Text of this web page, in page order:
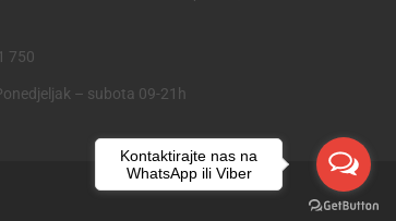
750
– subota 09-21h
Kontaktirajte nas na
WhatsApp ili Viber